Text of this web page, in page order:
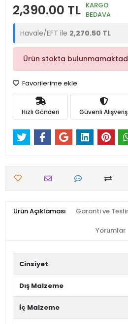
2,390.00 TL KARGO
BEDAVA
Havale/EFT ile 2,270.50 TL
Ürün stokta
Favorilerime ekle
Hızlı Gönderi Güvenli Alışveriş
Ürün Açıklaması Garanti ve
Yorumlar
Cinsiyet
Dış Malzeme
İç Malzeme